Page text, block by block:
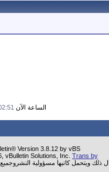
الساعة الآن PM
Version 3.8.12 by vBS
vBulletin Solutions, Inc. Trans by
ذلك ويتحمل كاتبها مسؤولية